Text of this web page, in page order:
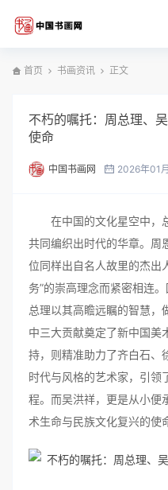
首页 书画资讯 正文
不朽的嘱托：周总理、
使命
中国书画网 2026年01
在中国的文化星空中，
共同编织出时代的华章。周
位同样出自名人故里的杰出
务”的崇高理念而紧密相连
总理以其高瞻远瞩的智慧，
中三大贡献奠定了新中国美
持，则精准助力了齐白石、
时代与风格的艺术家，引领
程。而吴洪祥，更是从小便
术生命与民族文化复兴的使